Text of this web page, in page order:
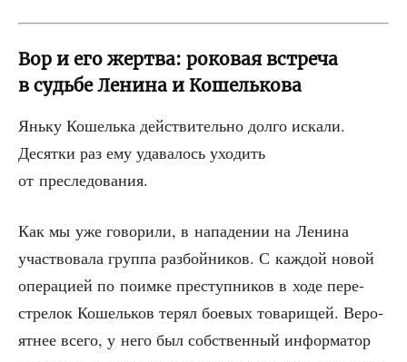
Вор и его жертва: роковая встреча
в судьбе Ленина и Кошелькова
Янь­ку Кошель­ка дей­стви­тель­но дол­го иска­ли.
Десят­ки раз ему уда­ва­лось ухо­дить
от преследования.
Как мы уже гово­ри­ли, в напа­де­нии на Лени­на
участ­во­ва­ла груп­па раз­бой­ни­ков. С каж­дой новой
опе­ра­ци­ей по поим­ке пре­ступ­ни­ков в ходе пере­
стре­лок Кошель­ков терял бое­вых това­ри­щей. Веро­
ят­нее все­го, у него был соб­ствен­ный инфор­ма­тор